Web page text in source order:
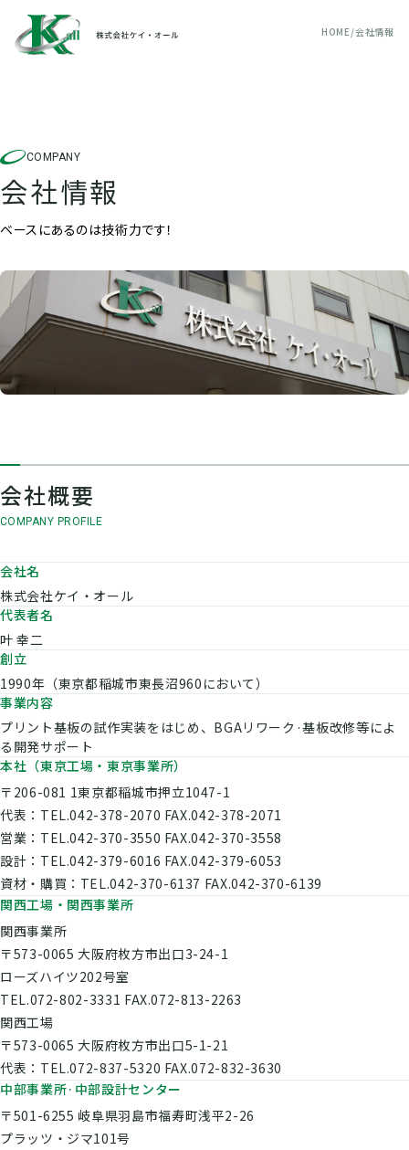
HOME 会社情報
COMPANY
会社情報
ベースにあるのは技術力です！
会社概要
COMPANY PROFILE
会社名
株式会社ケイ・オール
代表者名
叶 幸二
創立
1990年（東京都稲城市東長沼960において）
事業内容
プリント基板の試作実装をはじめ、BGAリワーク·基板改修等によ
る開発サポート
本社（東京工場・東京事業所）
〒206-081 1東京都稲城市押立1047-1
代表：TEL.042-378-2070 FAX.042-378-2071
営業：TEL.042-370-3550 FAX.042-370-3558
設計：TEL.042-379-6016 FAX.042-379-6053
資材・購買：TEL.042-370-6137 FAX.042-370-6139
関西工場・関西事業所
関西事業所
〒573-0065 大阪府枚方市出口3-24-1
ローズハイツ202号室
TEL.072-802-3331 FAX.072-813-2263
関西工場
〒573-0065 大阪府枚方市出口5-1-21
代表：TEL.072-837-5320 FAX.072-832-3630
中部事業所·中部設計センター
〒501-6255 岐阜県羽島市福寿町浅平2-26
プラッツ・ジマ101号